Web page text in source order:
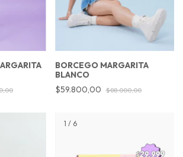
BORCEGO MARGARITA
BLANCO
$59.800,00
$88.000,00
1 / 6